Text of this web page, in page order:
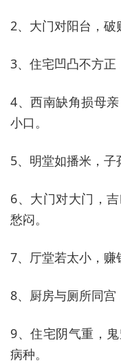
2、大门对阳台，破
3、住宅凹凸不方正
4、西南缺角损母
小口。
5、明堂如播米，子
6、大门对大门，
愁闷。
7、厅堂若太小，赚
8、厨房与厕所同宫
9、住宅阴气重，
病种。